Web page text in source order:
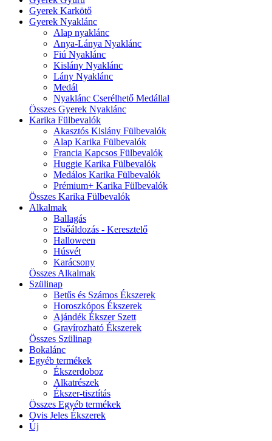
Gyerek Karkötő
Gyerek Nyaklánc
Alap nyaklánc
Anya-Lánya Nyaklánc
Fiú Nyaklánc
Kislány Nyaklánc
Lány Nyaklánc
Medál
Nyaklánc Cserélhető Medállal
Összes Gyerek Nyaklánc
Karika Fülbevalók
Akasztós Kislány Fülbevalók
Alap Karika Fülbevalók
Francia Kapcsos Fülbevalók
Huggie Karika Fülbevalók
Medálos Karika Fülbevalók
Prémium+ Karika Fülbevalók
Összes Karika Fülbevalók
Alkalmak
Ballagás
Elsőáldozás - Keresztelő
Halloween
Húsvét
Karácsony
Összes Alkalmak
Szülinap
Betűs és Számos Ékszerek
Horoszkópos Ékszerek
Ajándék Ékszer Szett
Gravírozható Ékszerek
Összes Szülinap
Bokalánc
Egyéb termékek
Ékszerdoboz
Alkatrészek
Ékszer-tisztítás
Összes Egyéb termékek
Ovis Jeles Ékszerek
Új